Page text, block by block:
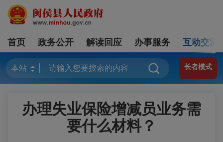
首页 政务公开 解读回应 办事服务 互动交流
长者模式
办理失业保险增减员业务需
要什么材料？